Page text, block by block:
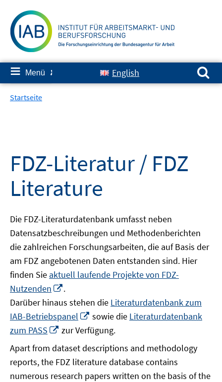
zum
Inhalt
≡ Menü ✘ English
Suchen nach:
Startseite
FDZ-Literatur / FDZ
Literature
Die FDZ-Literaturdatenbank umfasst neben
Datensatzbeschreibungen und Methodenberichten
die zahlreichen Forschungsarbeiten, die auf Basis der
am FDZ angebotenen Daten entstanden sind. Hier
finden Sie aktuell laufende Projekte von FDZ-
Nutzenden
neuem
Fenster
öffnen
.
Darüber hinaus stehen die Literaturdatenbank zum
IAB-Betriebspanel
In
neuem
Fenster
öffnen
sowie die Literaturdatenbank
zum PASS
In
Fenster
öffnen
zur Verfügung.
Apart from dataset descriptions and methodology
reports, the FDZ literature database contains
numerous research papers written on the basis of the